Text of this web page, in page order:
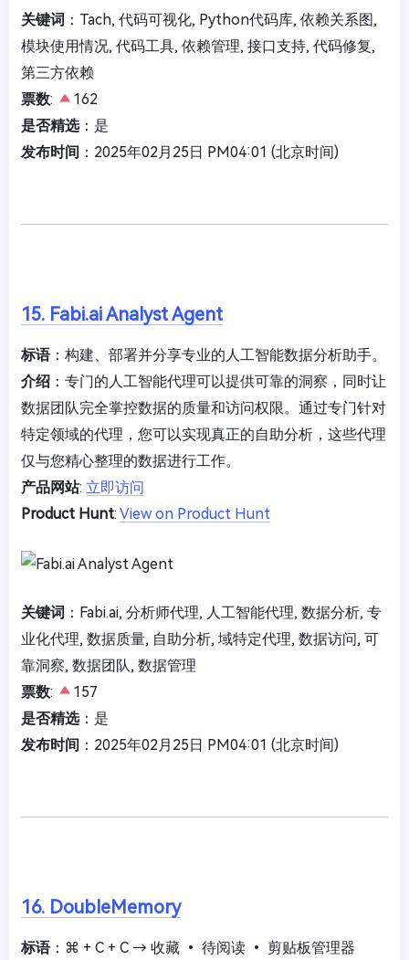
关键词 ：Tach, 代码可视化, Python代码库, 依赖关系图,
模块使用情况, 代码工具, 依赖管理, 接口支持, 代码修复,
第三方依赖
票数:
162
是否精选：是
发布时间 ：2025年02月25日 PM04:01 (北京时间)
15. Fabi.ai Analyst Agent
标语：构建、部署并分享专业的人工智能数据分析助手。
介绍 ：专门的人工智能代理可以提供可靠的洞察，同时让
数据团队完全掌控数据的质量和访问权限。通过专门针对
特定领域的代理，您可以实现真正的自助分析，这些代理
仅与您精心整理的数据进行工作。
产品网站: 立即访问
Product Hunt: View on Product Hunt
关键词 ：Fabi.ai, 分析师代理, 人工智能代理, 数据分析, 专
业化代理, 数据质量, 自助分析, 域特定代理, 数据访问, 可
靠洞察, 数据团队, 数据管理
票数:
157
是否精选：是
发布时间 ：2025年02月25日 PM04:01 (北京时间)
16. DoubleMemory
标语：⌘ + C + C → 收藏 • 待阅读 • 剪贴板管理器